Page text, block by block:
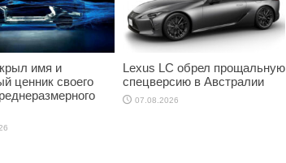
имя и
ценник своего
Lexus LC обрел прощальную
спецверсию в Австралии
07.08.2026